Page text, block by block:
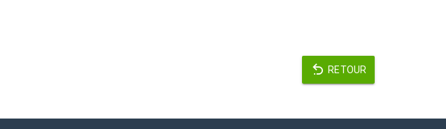
RETOUR